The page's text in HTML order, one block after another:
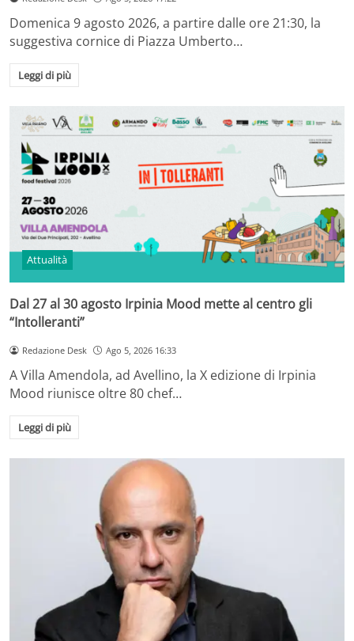
Domenica 9 agosto 2026, a partire dalle ore 21:30, la
suggestiva cornice di Piazza Umberto…
Leggi di più
Attualità
Dal 27 al 30 agosto Irpinia Mood mette al centro gli
“Intolleranti”
Redazione Desk Ago 5, 2026 16:33
A Villa Amendola, ad Avellino, la X edizione di Irpinia
Mood riunisce oltre 80 chef…
Leggi di più